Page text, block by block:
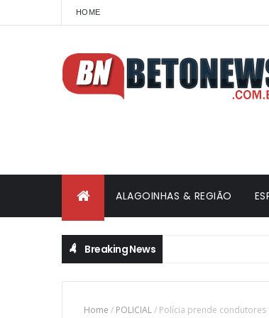
HOME
ALAGOINHAS & REGIÃO
Breaking News
Home / POLICIAL/ Polícia prende